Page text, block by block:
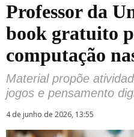
Professor da
book gratuito
computação
Material propõe
jogos e pensamento
4 de junho de 2026, 13:55